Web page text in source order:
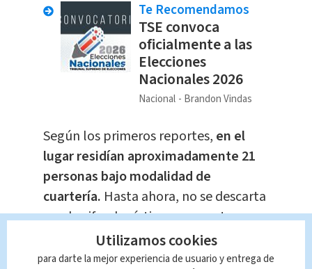
Te Recomendamos
TSE convoca
oficialmente a las
Elecciones
Nacionales 2026
Nacional Brandon Vindas
Según los primeros reportes, en el
lugar residían aproximadamente 21
personas bajo modalidad de
cuartería. Hasta ahora, no se descarta
que la cifra de víctimas aumente, ya
que la revisión de los escombros
continúa.
Utilizamos cookies
para darte la mejor experiencia de usuario y entrega de